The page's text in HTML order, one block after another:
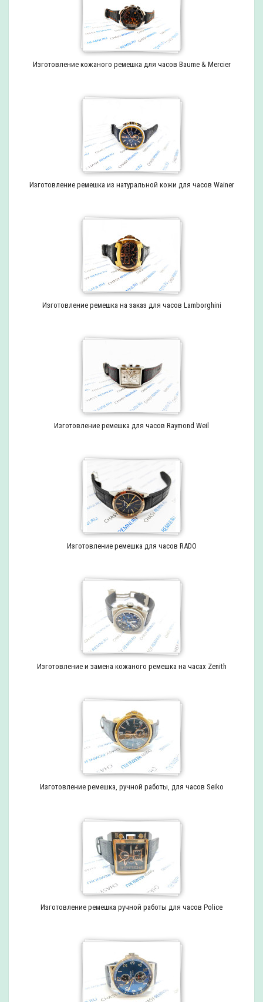
Изготовление кожаного ремешка для часов Baume & Mercier
Изготовление ремешка из натуральной кожи для часов Wainer
Изготовление ремешка на заказ для часов Lamborghini
Изготовление ремешка для часов Raymond Weil
Изготовление ремешка для часов RADO
Изготовление и замена кожаного ремешка на часах Zenith
Изготовление ремешка, ручной работы, для часов Seiko
Изготовление ремешка ручной работы для часов Police